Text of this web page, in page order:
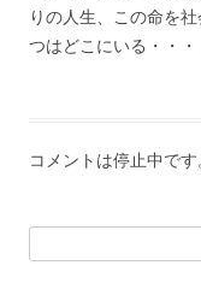
りの人生、この命を
つはどこにいる・・
コメントは停止中です